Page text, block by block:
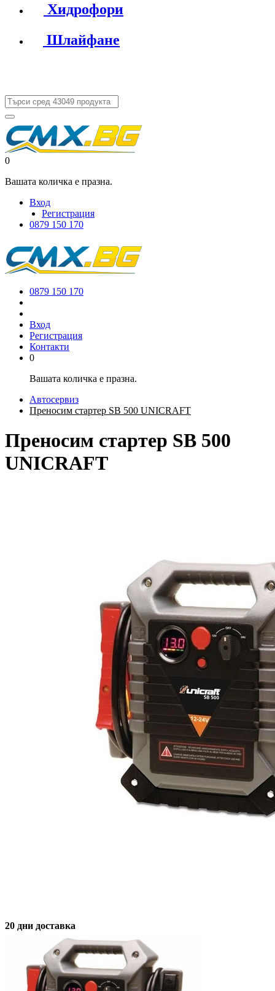
Хидрофори
Шлайфане
0
Вашата количка е празна.
Вход
Регистрация
0879 150 170
0879 150 170
Вход
Регистрация
Контакти
0
Вашата количка е празна.
Автосервиз
Преносим стартер SB 500 UNICRAFT
Преносим стартер SB 500
UNICRAFT
20 дни доставка